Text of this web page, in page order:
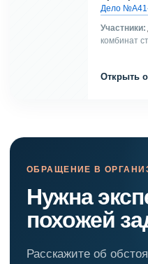
Дело
Участники:
комбинат
Открыть
ОБРАЩЕНИЕ В
Нужна
похожей
Расскажите об